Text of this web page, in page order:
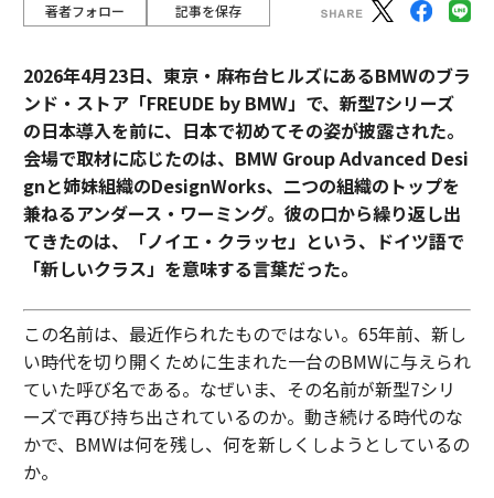
著者フォロー 記事を保存
2026年4月23日、東京・麻布台ヒルズにあるBMWのブラ
ンド・ストア「FREUDE by BMW」で、新型7シリーズ
の日本導入を前に、日本で初めてその姿が披露された。
会場で取材に応じたのは、BMW Group Advanced Desi
gnと姉妹組織のDesignWorks、二つの組織のトップを
兼ねるアンダース・ワーミング。彼の口から繰り返し出
てきたのは、「ノイエ・クラッセ」という、ドイツ語で
「新しいクラス」を意味する言葉だった。
この名前は、最近作られたものではない。65年前、新し
い時代を切り開くために生まれた一台のBMWに与えられ
ていた呼び名である。なぜいま、その名前が新型7シリ
ーズで再び持ち出されているのか。動き続ける時代のな
かで、BMWは何を残し、何を新しくしようとしているの
か。